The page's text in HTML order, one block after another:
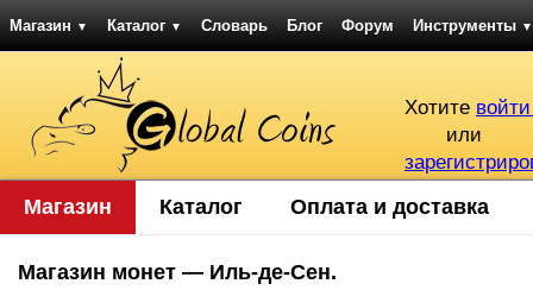
Магазин ▼ Каталог ▼ Словарь Блог Форум Инструменты ▼
Хотите
или
Магазин Каталог Оплата и доставка
Магазин монет — Иль-де-Сен.